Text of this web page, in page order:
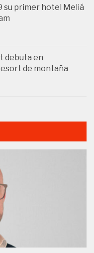
su primer hotel Meliá
debuta en
de montaña